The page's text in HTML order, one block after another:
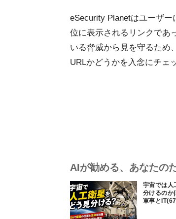
eSecurity Planetはユーザ
位に表示されるリンクであ
いる脅威から見を守るため
URLかどうかを入念にチェ
AIが勧める、あなたの
宇宙では人
分けるのか
軍事と